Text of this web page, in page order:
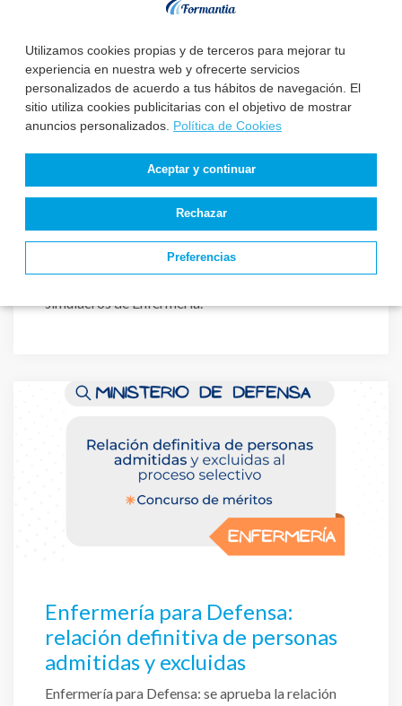
Utilizamos cookies propias y de terceros para mejorar tu
experiencia en nuestra web y ofrecerte servicios
personalizados de acuerdo a tus hábitos de navegación. El
sitio utiliza cookies publicitarias con el objetivo de mostrar
anuncios personalizados. Política de Cookies
Aceptar y continuar
Rechazar
Preferencias
Pregunta Test del día para
Enfermería
Formantia oposiciones Enfermería. Ponte a prueba
simulacros de Enfermería.
Enfermería para Defensa:
relación definitiva de personas
admitidas y excluidas
Enfermería para Defensa: se aprueba la relación